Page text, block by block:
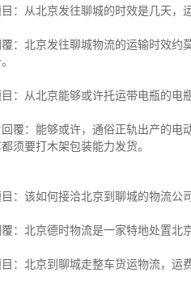
：从北京发往聊城的时效是几天，
覆：北京发往聊城物流的运输时效约
：从北京能够或许托运带电瓶的电
回覆：能够或许，通俗正轨出产的电
须要打木架包装能力发货。
：该如何接洽北京到聊城的物流公
覆：北京德时物流是一家特地处置北
：北京到聊城走整车货运物流，运